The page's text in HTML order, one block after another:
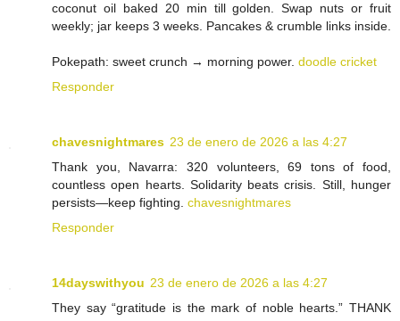
coconut oil baked 20 min till golden. Swap nuts or fruit
weekly; jar keeps 3 weeks. Pancakes & crumble links inside.
Pokepath: sweet crunch → morning power. doodle cricket
Responder
chavesnightmares 23 de enero de 2026 a las 4:27
Thank you, Navarra: 320 volunteers, 69 tons of food,
countless open hearts. Solidarity beats crisis. Still, hunger
persists—keep fighting. chavesnightmares
Responder
14dayswithyou 23 de enero de 2026 a las 4:27
They say “gratitude is the mark of noble hearts.” THANK